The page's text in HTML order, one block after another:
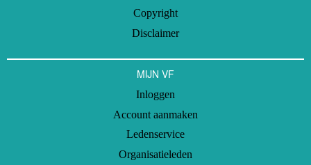
Copyright
Disclaimer
MIJN VF
Inloggen
Account aanmaken
Ledenservice
Organisatieleden